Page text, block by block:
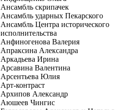
Ансамбль скрипачек
Ансамбль ударных Пекарского
Ансамбль Центра исторического
исполнительства
Анфиногенова Валерия
Апраксина Александра
Аркадьева Ирина
Арсавина Валентина
Арсентьева Юлия
Арт-контраст
Архипов Александр
Аюшеев Чингис